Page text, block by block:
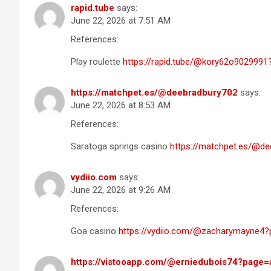
rapid.tube says:
June 22, 2026 at 7:51 AM
References:
Play roulette https://rapid.tube/
https://matchpet.es/@deebradbury702 says:
June 22, 2026 at 8:53 AM
References:
Saratoga springs casino https://matchpet.es/
vydiio.com says:
June 22, 2026 at 9:26 AM
References:
Goa casino https://vydiio.com/
https://vistooapp.com/